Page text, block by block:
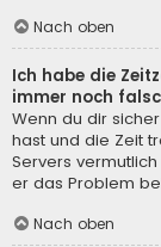
Nach oben
Ich habe die
immer noch
Wenn du dir
hast und die Zeit
Servers
er das Problem
Nach oben